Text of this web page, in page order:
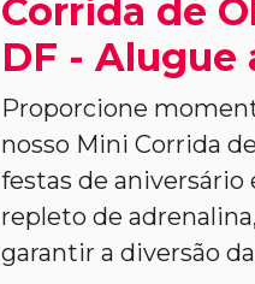
Corrida de
DF - Alugue
Proporcione
nosso Mini Corrida
festas de aniversário
repleto de
garantir a diversão